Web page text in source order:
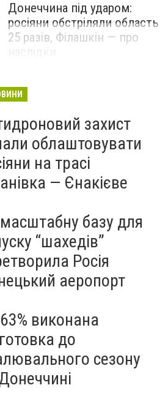
Донеччина під ударом:
росіяни обстріляли область
25 разів, Філашкін — про
захист
облаштовувати
на трасі
— Єнакієве
базу для
“шахедів”
Росія
аеропорт
виконана
до
сезону